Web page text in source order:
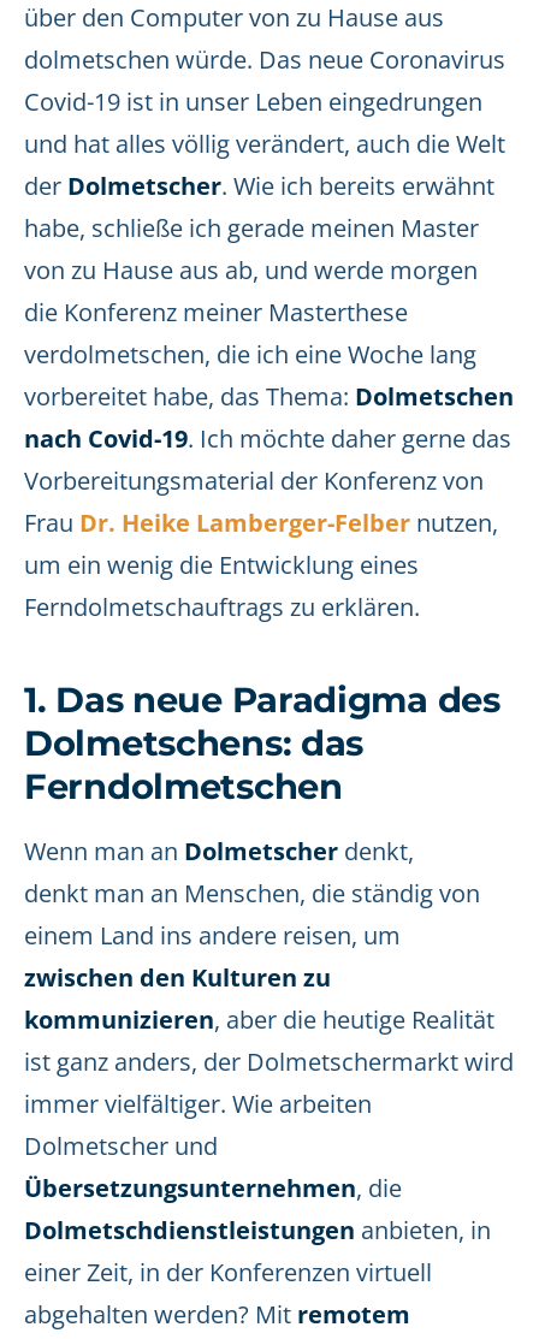
über den Computer von zu Hause aus
dolmetschen würde. Das neue Coronavirus
Covid-19 ist in unser Leben eingedrungen
und hat alles völlig verändert, auch die Welt
der Dolmetscher. Wie ich bereits erwähnt
habe, schließe ich gerade meinen Master
von zu Hause aus ab, und werde morgen
die Konferenz meiner Masterthese
verdolmetschen, die ich eine Woche lang
vorbereitet habe, das Thema: Dolmetschen
nach Covid-19. Ich möchte daher gerne das
Vorbereitungsmaterial der Konferenz von
Frau Dr. Heike Lamberger-Felber nutzen,
um ein wenig die Entwicklung eines
Ferndolmetschauftrags zu erklären.
1. Das neue Paradigma des
Dolmetschens: das
Ferndolmetschen
Wenn man an Dolmetscher denkt,
denkt man an Menschen, die ständig von
einem Land ins andere reisen, um
zwischen den Kulturen zu
kommunizieren, aber die heutige Realität
ist ganz anders, der Dolmetschermarkt wird
immer vielfältiger. Wie arbeiten
Dolmetscher und
Übersetzungsunternehmen, die
Dolmetschdienstleistungen anbieten, in
einer Zeit, in der Konferenzen virtuell
abgehalten werden? Mit remotem